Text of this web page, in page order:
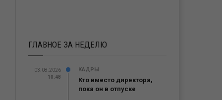
ГЛАВНОЕ ЗА НЕДЕЛЮ
03.08.2026
10:48
КАДРЫ
Кто вместо директора,
пока он в отпуске